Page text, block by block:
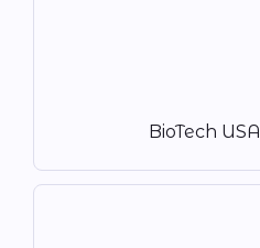
BioTech USA